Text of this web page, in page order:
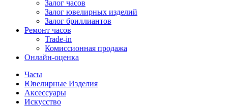
Залог часов
Залог ювелирных изделий
Залог бриллиантов
Ремонт часов
Trade-in
Комиссионная продажа
Онлайн-оценка
Часы
Ювелирные Изделия
Аксессуары
Искусство